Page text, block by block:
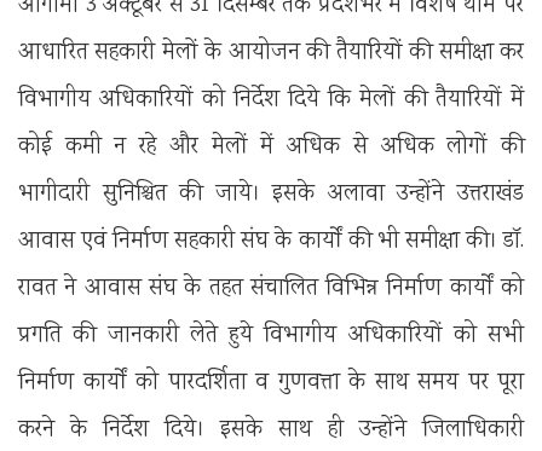
आधारित सहकारी मेलों के आयोजन की तैयारियों की समीक्षा कर
विभागीय अधिकारियों को निर्देश दिये कि मेलों की तैयारियों में
कोई कमी न रहे और मेलों में अधिक से अधिक लोगों की
भागीदारी सुनिश्चित की जाये। इसके अलावा उन्होंने उत्तराखंड
आवास एवं निर्माण सहकारी संघ के कार्यों की भी समीक्षा की। डॉ.
रावत ने आवास संघ के तहत संचालित विभिन्न निर्माण कार्यों को
प्रगति की जानकारी लेते हुये विभागीय अधिकारियों को सभी
निर्माण कार्यों को पारदर्शिता व गुणवत्ता के साथ समय पर पूरा
करने के निर्देश दिये। इसके साथ ही उन्होंने जिलाधिकारी